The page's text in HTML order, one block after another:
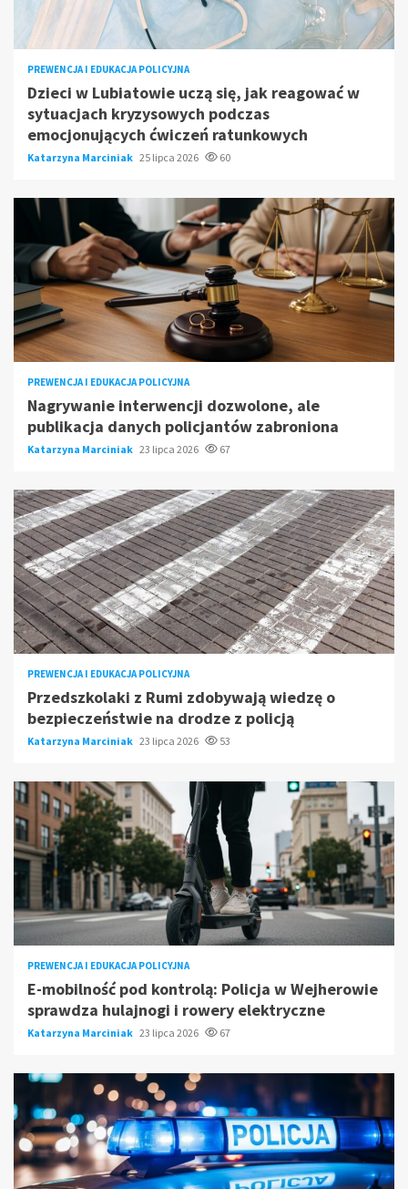
PREWENCJA I EDUKACJA POLICYJNA
Dzieci w Lubiatowie uczą się, jak reagować w
sytuacjach kryzysowych podczas
emocjonujących ćwiczeń ratunkowych
Katarzyna Marciniak 25 lipca 2026 60
PREWENCJA I EDUKACJA POLICYJNA
Nagrywanie interwencji dozwolone, ale
publikacja danych policjantów zabroniona
Katarzyna Marciniak 23 lipca 2026 67
PREWENCJA I EDUKACJA POLICYJNA
Przedszkolaki z Rumi zdobywają wiedzę o
bezpieczeństwie na drodze z policją
Katarzyna Marciniak 23 lipca 2026 53
PREWENCJA I EDUKACJA POLICYJNA
E-mobilność pod kontrolą: Policja w Wejherowie
sprawdza hulajnogi i rowery elektryczne
Katarzyna Marciniak 23 lipca 2026 67